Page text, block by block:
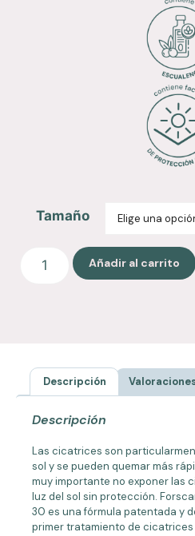
Tamaño
Añadir al carrito
Descripción
Descripción
Las cicatrices son
sol y se pueden quemar más
muy importante no exponer las
luz del sol sin protección.
30 es una fórmula patentada y
primer tratamiento de